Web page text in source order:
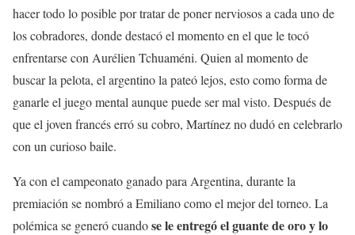
hacer todo lo posible por tratar de poner nerviosos a cada uno de
los cobradores, donde destacó el momento en el que le tocó
enfrentarse con Aurélien Tchuaméni. Quien al momento de
buscar la pelota, el argentino la pateó lejos, esto como forma de
ganarle el juego mental aunque puede ser mal visto. Después de
que el joven francés erró su cobro, Martínez no dudó en celebrarlo
con un curioso baile.
Ya con el campeonato ganado para Argentina, durante la
premiación se nombró a Emiliano como el mejor del torneo. La
polémica se generó cuandose le entregó el guante de oro y lo